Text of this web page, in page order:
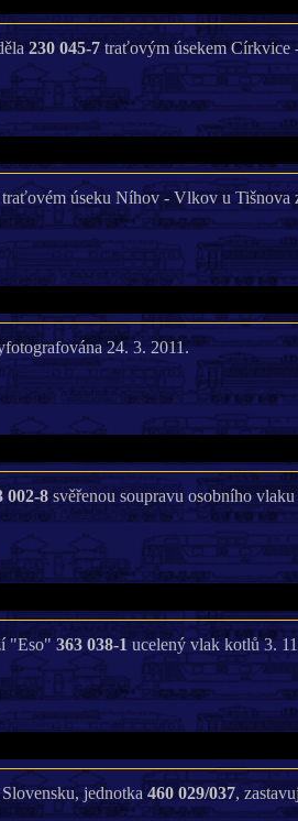
230 045-7 traťovým úsekem Církvice
úseku Níhov - Vlkov u Tišnova
24. 3. 2011.
002-8 svěřenou soupravu osobního
"Eso" 363 038-1ucelený vlak kotlů 3.
jednotka 460 029/037,